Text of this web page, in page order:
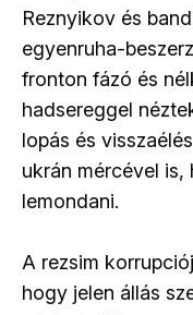
Reznyikov és
egyenruha-
fronton fázó és
hadsereggel
lopás és
ukrán mércével
lemondani.
A rezsim
hogy jelen állás